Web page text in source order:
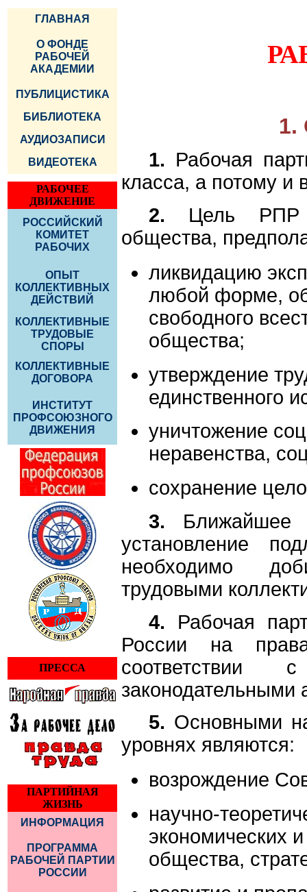
ГЛАВНАЯ
О ФОНДЕ
РАБОЧЕЙ
АКАДЕМИИ
ПУБЛИЦИСТИКА
БИБЛИОТЕКА
АУДИОЗАПИСИ
ВИДЕОТЕКА
РАБОЧЕЕ
ДВИЖЕНИЕ
РОССИЙСКИЙ
КОМИТЕТ
РАБОЧИХ
ОПЫТ
КОЛЛЕКТИВНЫХ
ДЕЙСТВИЙ
КОЛЛЕКТИВНЫЕ
ТРУДОВЫЕ
СПОРЫ
КОЛЛЕКТИВНЫЕ
ДОГОВОРА
ИНСТИТУТ
ПРОФСОЮЗНОГО
ДВИЖЕНИЯ
ПРЕССА
ПАРТИЙНАЯ
ЖИЗНЬ
ИНФОРМАЦИЯ
ПРОГРАММА
РАБОЧЕЙ ПАРТИИ
РОССИИ
1.
1. Рабочая
класса, а потому и
2. Цель РПР
общества,
ликвидацию
любой форме,
свободного
общества;
утверждение
единственного
уничтожение
неравенства,
сохранение
3. Ближайшее
установление
необходимо
трудовыми
4. Рабочая
России на
законодательными
5. Основными
уровнях являются:
возрождение
научно-
экономических
общества,